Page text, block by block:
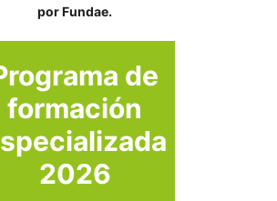
por Fundae.
de
formación
2026